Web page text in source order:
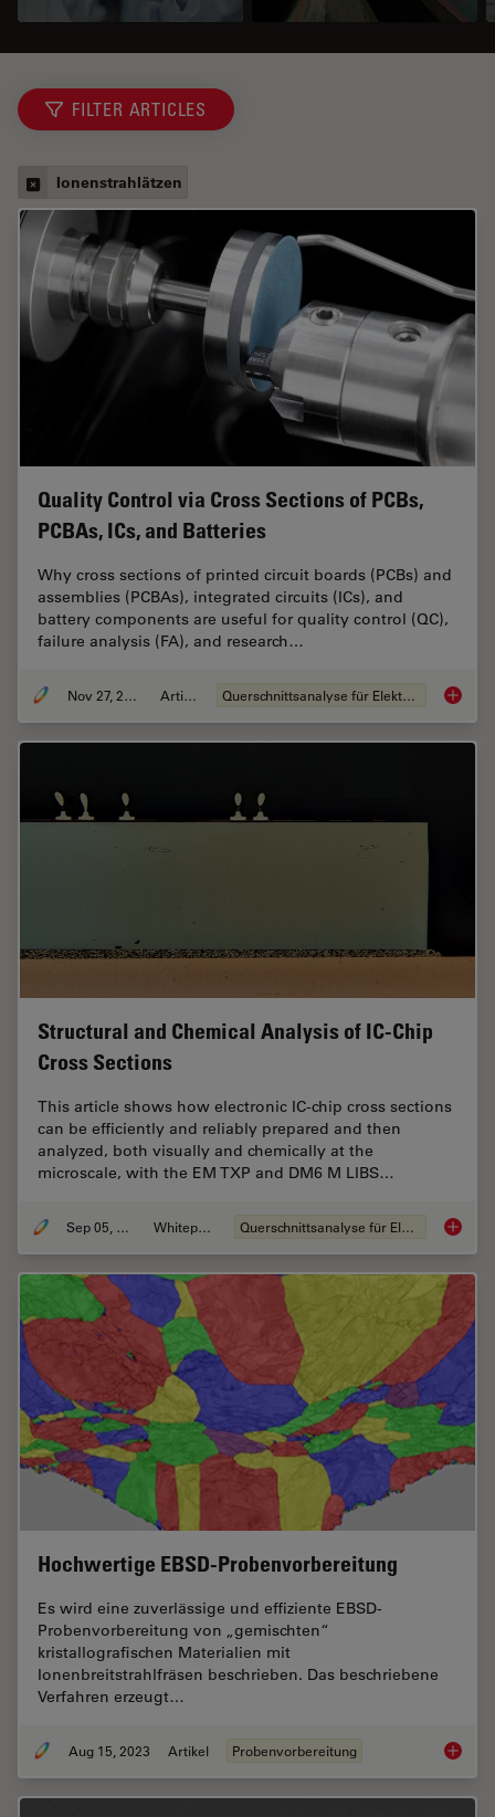
FILTER ARTICLES
Ionenstrahlätzen
Quality Control via Cross Sections of PCBs,
PCBAs, ICs, and Batteries
Why cross sections of printed circuit boards (PCBs) and
assemblies (PCBAs), integrated circuits (ICs), and
battery components are useful for quality control (QC),
failure analysis (FA), and research…
Nov 27, 2023 Artikel Querschnittsanalyse für Elektronik Quality
Structural and Chemical Analysis of IC-Chip
Cross Sections
This article shows how electronic IC-chip cross sections
can be efficiently and reliably prepared and then
analyzed, both visually and chemically at the
microscale, with the EM TXP and DM6 M LIBS…
Sep 05, 2023 Whitepaper Querschnittsanalyse für Elektronik
Hochwertige EBSD-Probenvorbereitung
Es wird eine zuverlässige und effiziente EBSD-
Probenvorbereitung von „gemischten“
kristallografischen Materialien mit
Ionenbreitstrahlfräsen beschrieben. Das beschriebene
Verfahren erzeugt…
Aug 15, 2023 Artikel Probenvorbereitung